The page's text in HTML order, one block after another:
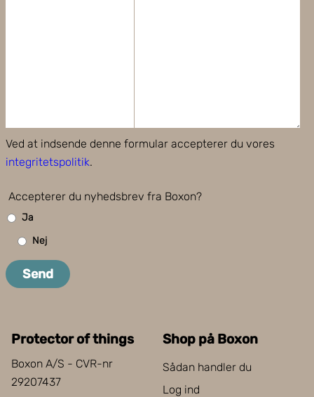
Ved at indsende denne formular accepterer du vores
integritetspolitik.
Accepterer du nyhedsbrev fra Boxon?
Ja
Nej
Send
Protector of things
Boxon A/S - CVR-nr
29207437
Shop på Boxon
Sådan handler du
Log ind